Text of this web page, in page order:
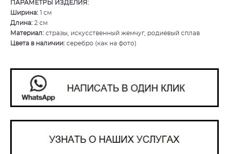
ПАРАМЕТРЫ ИЗДЕЛИЯ:
Ширина: 1 см
Длина: 2 см
Материал: стразы, искусственный жемчуг, родиевый сплав
Цвета в наличии: серебро (как на фото)